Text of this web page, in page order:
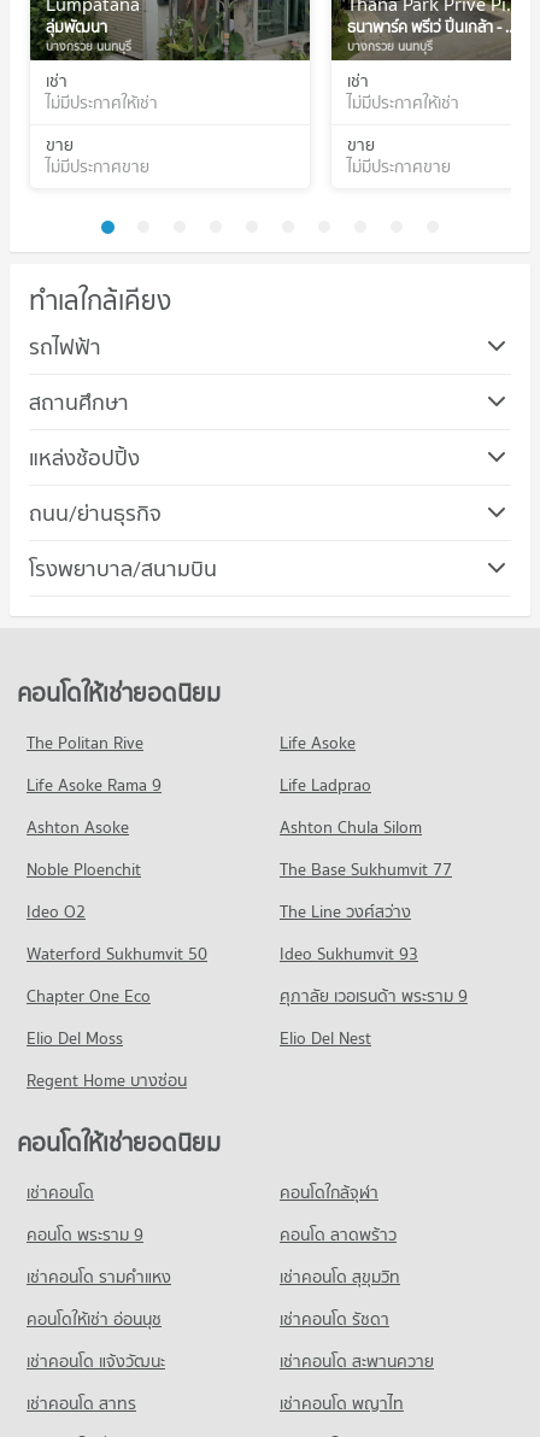
ลุ่มพัฒนา
บางกรวย นนทบุรี
เช่า
ไม่มีประกาศให้เช่า
ขาย
ไม่มีประกาศขาย
ธนาพาร์ค พรีเว่ ปิ่นเกล้า - สิรินธร
บางกรวย นนทบุรี
เช่า
ไม่มีประกาศให้เช่า
ขาย
ไม่มีประกาศขาย
ทำเลใกล้เคียง
รถไฟฟ้า
สถานศึกษา
คอนโด ม.เทคโนโลยีพระจอมเกล้าพระนครเหนือ (มจพ.)
คอนโดให้เช่า ม.เทคโนโลยีพระจอมเกล้าพระนครเหนือ (มจพ.)
ขายคอนโด ม.เทคโนโลยีพระจอมเกล้าพระนครเหนือ (มจพ.)
257 โครงการ
คอนโดให้เช่า ม.เทคโนโลยีราชมงคลพระนคร พระนครเหนือ
มีคอนโดให้เช่า 48 ประกาศ
มีคอนโดขาย 170 ประกาศ
คอนโด รร.วัดเขมาภิรตาราม
296 โครงการ
คอนโดให้เช่า รร.วัดเขมาภิรตาราม
มีคอนโดให้เช่า 43 ประกาศ
ขายคอนโด รร.วัดเขมาภิรตาราม
มีคอนโดขาย 196 ประกาศ
คอนโด รร.พระรามหกเทคโนโลยี
มีคอนโดให้เช่า 31 ประกาศ
ขายคอนโด รร.พระรามหกเทคโนโลยี
มีคอนโดขาย 57 ประกาศ
แหล่งช้อปปิ้ง
คอนโด เทสโก้โลตัส จรัญสนิทวงศ์
คอนโดให้เช่า เทสโก้โลตัส จรัญสนิทวงศ์
คอนโด บิ๊กซี ติวานนท์
มีคอนโดให้เช่า 95 ประกาศ
ขายคอนโด บิ๊กซี ติวานนท์
663 โครงการ
คอนโดให้เช่า แม็คโคร นครอินทร์
มีคอนโดขาย 715 ประกาศ
คอนโด โฮมโปร ราชพฤกษ์
คอนโดให้เช่า โฮมโปร ราชพฤกษ์
มีคอนโดให้เช่า 202 ประกาศ
มีคอนโดขาย 769 ประกาศ
ถนน/ย่านธุรกิจ
คอนโด เมืองนนทบุรี นนทบุรี
คอนโดให้เช่า เมืองนนทบุรี นนทบุรี
ขายคอนโด เมืองนนทบุรี นนทบุรี
มีคอนโดขาย 472 ประกาศ
คอนโด การไฟฟ้าฝ่ายผลิตแห่งประเทศไทย
260 โครงการ
คอนโดให้เช่า การไฟฟ้าฝ่ายผลิตแห่งประเทศไทย
มีคอนโดให้เช่า 45 ประกาศ
ขายคอนโด การไฟฟ้าฝ่ายผลิตแห่งประเทศไทย
มีคอนโดขาย 160 ประกาศ
คอนโด ตั้งฮั่วเส็ง(ธนบุรี)
มีคอนโดให้เช่า 57 ประกาศ
ขายคอนโด ตั้งฮั่วเส็ง(ธนบุรี)
มีคอนโดขาย 213 ประกาศ
คอนโด บางลำภู(บางโพ)
มีคอนโดให้เช่า 66 ประกาศ
ขายคอนโด บางลำภู(บางโพ)
มีคอนโดขาย 154 ประกาศ
โรงพยาบาล/สนามบิน
คอนโดให้เช่ายอดนิยม
The Politan Rive
Life Asoke
Life Asoke Rama 9
Life Ladprao
Ashton Asoke
Ashton Chula Silom
Noble Ploenchit
The Base Sukhumvit 77
Ideo O2
The Line วงศ์สว่าง
Waterford Sukhumvit 50
Ideo Sukhumvit 93
Chapter One Eco
ศุภาลัย เวอเรนด้า พระราม 9
Elio Del Moss
Elio Del Nest
Regent Home บางซ่อน
คอนโดให้เช่ายอดนิยม
เช่าคอนโด
คอนโดใกล้จุฬา
คอนโด พระราม 9
คอนโด ลาดพร้าว
เช่าคอนโด รามคําแหง
เช่าคอนโด สุขุมวิท
คอนโดให้เช่า อ่อนนุช
เช่าคอนโด รัชดา
เช่าคอนโด แจ้งวัฒนะ
เช่าคอนโด สะพานควาย
เช่าคอนโด สาทร
เช่าคอนโด พญาไท